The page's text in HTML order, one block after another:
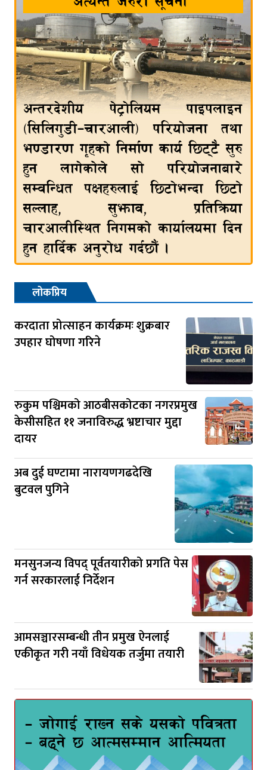
लोकप्रिय
करदाता प्रोत्साहन कार्यक्रमः शुक्रबार
उपहार घोषणा गरिने
रुकुम पश्चिमको आठबीसकोटका नगरप्रमुख
केसीसहित ११ जनाविरुद्ध भ्रष्टाचार मुद्दा
दायर
अब दुई घण्टामा नारायणगढदेखि
बुटवल पुगिने
मनसुनजन्य विपद् पूर्वतयारीको प्रगति पेस
गर्न सरकारलाई निर्देशन
आमसञ्चारसम्बन्धी तीन प्रमुख ऐनलाई
एकीकृत गरी नयाँ विधेयक तर्जुमा तयारी